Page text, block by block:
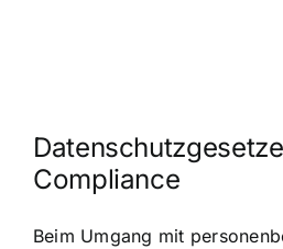
Compliance
Beim Umgang mit